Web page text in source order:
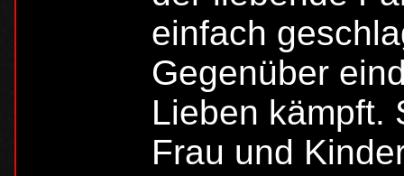
einfach
Gegenüber
Lieben kämpft.
Frau und